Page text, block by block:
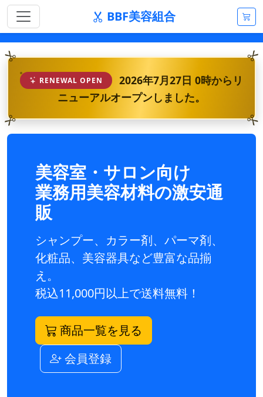
BBF美容組合
RENEWAL OPEN
2026年7月27日 0時からリ
ニューアルオープンしました。
美容室・サロン向け
業務用美容材料の激安通
販
シャンプー、カラー剤、パーマ剤、
化粧品、美容器具など豊富な品揃
え。
税込11,000円以上で送料無料！
商品一覧を見る
会員登録